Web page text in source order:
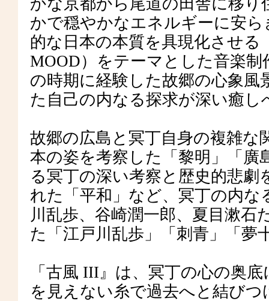
かな京都から尾道の田舎に移
かで穏やかなエネルギーに安
的な日本の本質を具現化させる
MOOD）をテーマとした音楽
の時期に経験した故郷の心象
た自己の内なる探求が深い癒
故郷の広島と冥丁自身の複雑な
本の姿を考察した「黎明」「廣
る冥丁の深い考察と歴史的悲
れた「平和」など、冥丁の内
川乱歩、谷崎潤一郎、夏目漱
た「江戸川乱歩」「刺青」「夢
「古風 III』は、冥丁の心の奥
を見えない糸で過去へと結び